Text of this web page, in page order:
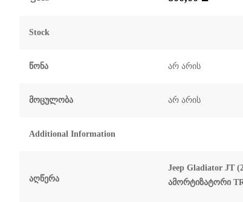
Stock
Წონა არ არის
Მოცულობა არ არის
Additional Information
Აღწერა
Jeep Gladiator JT
ამორტიზატორი